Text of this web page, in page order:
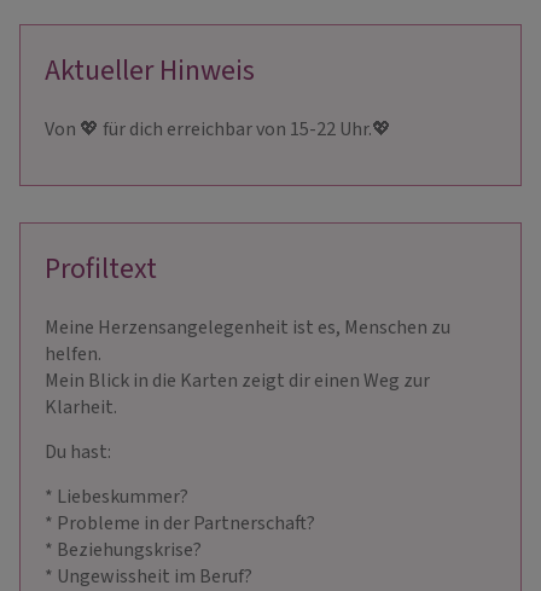
Aktueller Hinweis
Von 💖 für dich erreichbar von 15-22 Uhr.💖
Profiltext
Meine Herzensangelegenheit ist es, Menschen zu
helfen.
Mein Blick in die Karten zeigt dir einen Weg zur
Klarheit.
Du hast:
* Liebeskummer?
* Probleme in der Partnerschaft?
* Beziehungskrise?
* Ungewissheit im Beruf?